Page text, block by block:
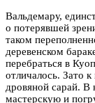
Вальдемару,
о потерявшей
таком
деревенском
перебраться в
отличалось. Зато
дровяной сарай. В
мастерскую и